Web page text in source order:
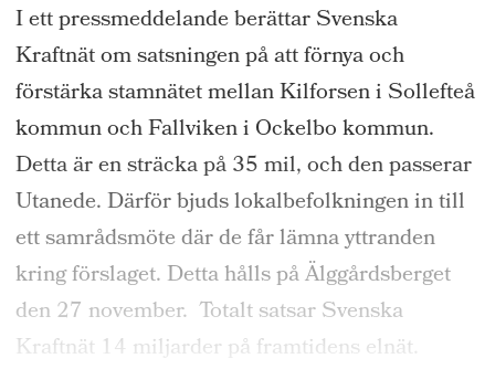
I ett pressmeddelande berättar Svenska
Kraftnät om satsningen på att förnya och
förstärka stamnätet mellan Kilforsen i Sollefteå
kommun och Fallviken i Ockelbo kommun.
Detta är en sträcka på 35 mil, och den passerar
Utanede. Därför bjuds lokalbefolkningen in till
ett samrådsmöte där de får lämna yttranden
kring förslaget. Detta hålls på Älggårdsberget
den 27 november. Totalt satsar Svenska
Kraftnät 14 miljarder på framtidens elnät.